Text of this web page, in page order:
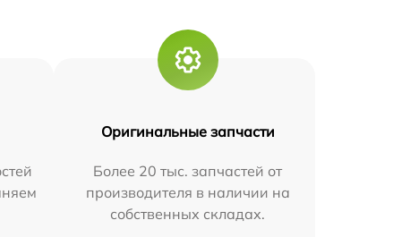
Оригинальные запчасти
Более 20 тыс. запчастей от
производителя в наличии на
собственных складах.